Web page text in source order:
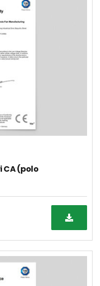
CA (polo